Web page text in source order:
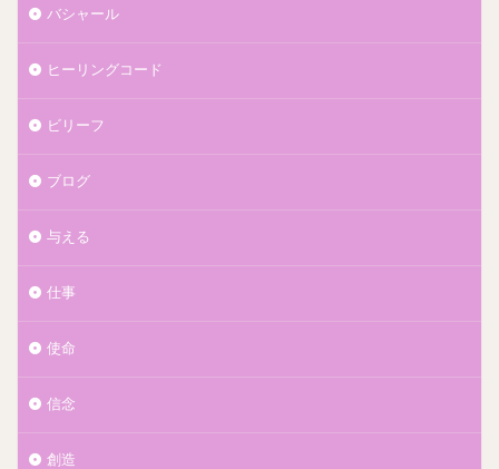
バシャール
ヒーリングコード
ビリーフ
ブログ
与える
仕事
使命
信念
創造